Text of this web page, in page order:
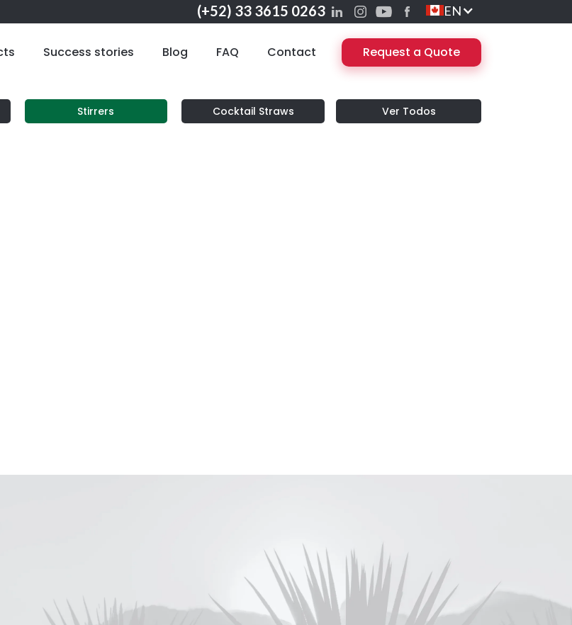
(+52) 33 3615 0263 EN
Success stories Blog FAQ Contact Request a Quote
Stirrers
Cocktail Straws
Ver Todos